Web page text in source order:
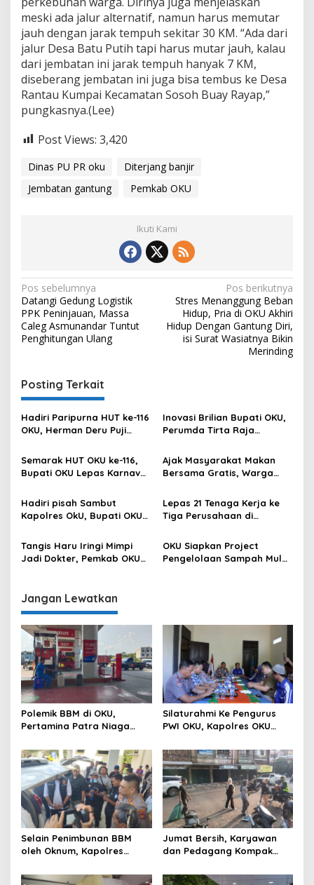
meski ada jalur alternatif, namun harus memutar
jauh dengan jarak tempuh sekitar 30 KM. “Ada dari
jalur Desa Batu Putih tapi harus mutar jauh, kalau
dari jembatan ini jarak tempuh hanyak 7 KM,
diseberang jembatan ini juga bisa tembus ke Desa
Rantau Kumpai Kecamatan Sosoh Buay Rayap,”
pungkasnya.(Lee)
Post Views: 3,420
Dinas PU PR oku
Diterjang banjir
Jembatan gantung
Pemkab OKU
Ikuti Kami
Navigasi
pos
Pos sebelumnya
Datangi Gedung Logistik
PPK Peninjauan, Massa
Caleg Asmunandar Tuntut
Penghitungan Ulang
Pos berikutnya
Stres Menanggung Beban
Hidup, Pria di OKU Akhiri
Hidup Dengan Gantung Diri,
isi Surat Wasiatnya Bikin
Merinding
Posting Terkait
Hadiri Paripurna HUT ke-116
OKU, Herman Deru Puji
Sekundang
Inovasi Brilian Bupati OKU,
Perumda Tirta Raja
Mobile Water Purifier
Semarak HUT OKU ke-116,
Bupati OKU Lepas Karnaval
Ajak Masyarakat Makan
Bersama Gratis, Warga
OKU
Hadiri pisah Sambut
Kapolres OkU, Bupati OKU
Kolaborasi untuk Kemajuan
Daerah
Lepas 21 Tenaga Kerja ke
Tiga Perusahaan di
Kongkrit Pemkab OKU
Kurangi Pengangguran
Tangis Haru Iringi Mimpi
Jadi Dokter, Pemkab OKU
Keluarga Kurang Mampu
OKU Siapkan Project
Pengelolaan Sampah Mulai
Jangan Lewatkan
Polemik BBM di OKU,
Pertamina Patra Niaga
Optimalkan Penyaluran
BBM Subsidi dan Perkuat
Pengawasan di Kabupaten
Ogan Komering Ulu
Silaturahmi Ke Pengurus
PWI OKU, Kapolres OKU
Media dan Polri
Selain Penimbunan BBM
oleh Oknum, Kapolres
Kurang, Pertamina Patra
Jumat Bersih, Karyawan
dan Pedagang Kompak
Lama